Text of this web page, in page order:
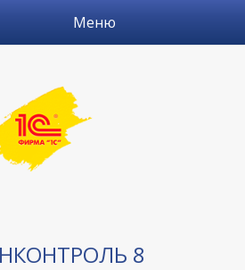
Показать/
скрыть
Меню
8